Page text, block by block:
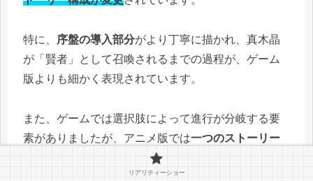
特に、 序盤の導入部分がより丁寧に描かれ、真木晶
が「賢者」として召喚されるまでの過程が、ゲーム
版よりも細かく表現されています。
また、ゲームでは選択肢によって進行が分岐する要
素がありましたが、アニメ版では一つのストーリー
されているため、より分かりやすく視
リアリティーショー